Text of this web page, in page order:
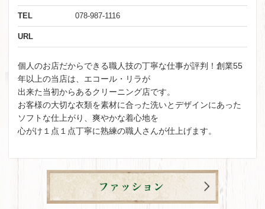
TEL 078-987-1116
URL
個人のお店だからできる職人技の丁寧な仕事が評判！創業55
年以上の当店は、エコール・リラが
出来た当初からあるクリーニング店です。
お客様の大切な衣類を素材に合った洗いとデザインにあった
ソフトな仕上がり、爽やかな着心地を
心がけ１点１点丁寧に熟練の職人さんが仕上げます。